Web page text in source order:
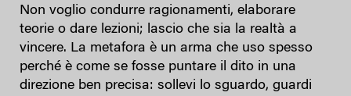
Non voglio condurre ragionamenti, elaborare
teorie o dare lezioni; lascio che sia la realtà a
vincere. La metafora è un arma che uso spesso
perché è come se fosse puntare il dito in una
direzione ben precisa: sollevi lo sguardo, guardi